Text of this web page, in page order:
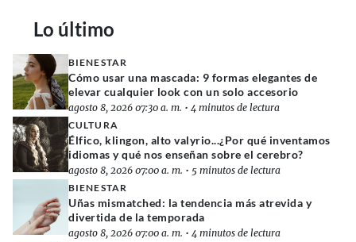
Lo último
BIENESTAR
Cómo usar una mascada: 9 formas elegantes de
elevar cualquier look con un solo accesorio
agosto 8, 2026 07:30 a. m. • 4 minutos de lectura
CULTURA
Élfico, klingon, alto valyrio...¿Por qué inventamos
idiomas y qué nos enseñan sobre el cerebro?
agosto 8, 2026 07:00 a. m. • 5 minutos de lectura
BIENESTAR
Uñas mismatched: la tendencia más atrevida y
divertida de la temporada
agosto 8, 2026 07:00 a. m. • 4 minutos de lectura